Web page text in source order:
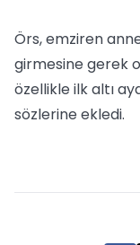
Örs, emziren
girmesine gerek
özellikle ilk altı
sözlerine ekledi.